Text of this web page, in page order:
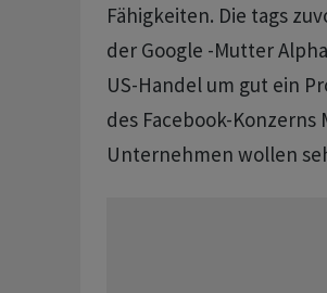
Fähigkeiten. Die tags
der Google -Mutter
US-Handel um gut ein
des Facebook-
Unternehmen wollen